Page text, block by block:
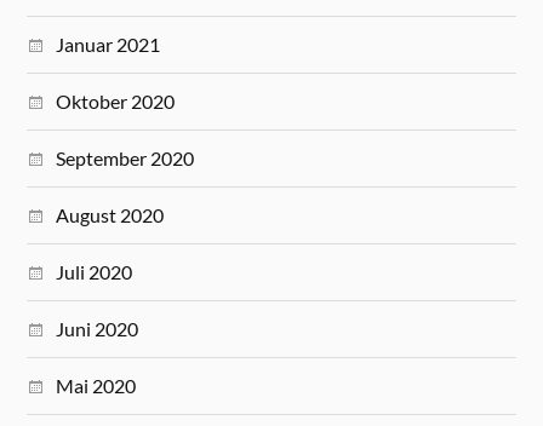
Januar 2021
Oktober 2020
September 2020
August 2020
Juli 2020
Juni 2020
Mai 2020